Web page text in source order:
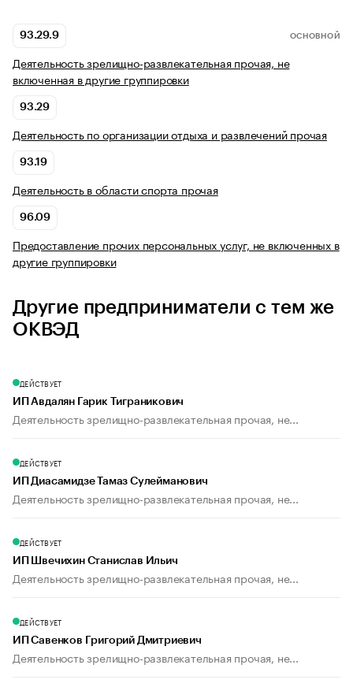
93.29.9 ОСНОВНОЙ
Деятельность зрелищно-развлекательная прочая, не
включенная в другие группировки
93.29
Деятельность по организации отдыха и развлечений прочая
93.19
Деятельность в области спорта прочая
96.09
Предоставление прочих персональных услуг, не включенных в
другие группировки
Другие предприниматели с тем же
ОКВЭД
ДЕЙСТВУЕТ
ИП Авдалян Гарик Тиграникович
Деятельность зрелищно-развлекательная прочая, не...
ДЕЙСТВУЕТ
ИП Диасамидзе Тамаз Сулейманович
Деятельность зрелищно-развлекательная прочая, не...
ДЕЙСТВУЕТ
ИП Швечихин Станислав Ильич
Деятельность зрелищно-развлекательная прочая, не...
ДЕЙСТВУЕТ
ИП Савенков Григорий Дмитриевич
Деятельность зрелищно-развлекательная прочая, не...